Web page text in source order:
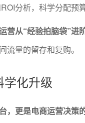
分析，科学分配预
营从“经验拍脑袋”进
流量的留存和复购。
化升级
，更是电商运营决策